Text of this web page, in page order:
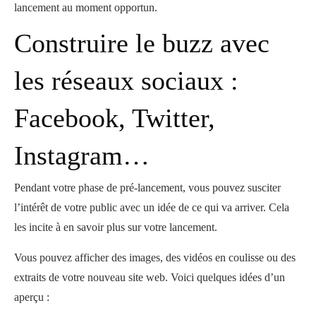
lancement au moment opportun.
Construire le buzz avec
les réseaux sociaux :
Facebook, Twitter,
Instagram…
Pendant votre phase de pré-lancement, vous pouvez susciter
l’intérêt de votre public avec un idée de ce qui va arriver. Cela
les incite à en savoir plus sur votre lancement.
Vous pouvez afficher des images, des vidéos en coulisse ou des
extraits de votre nouveau site web. Voici quelques idées d’un
aperçu :